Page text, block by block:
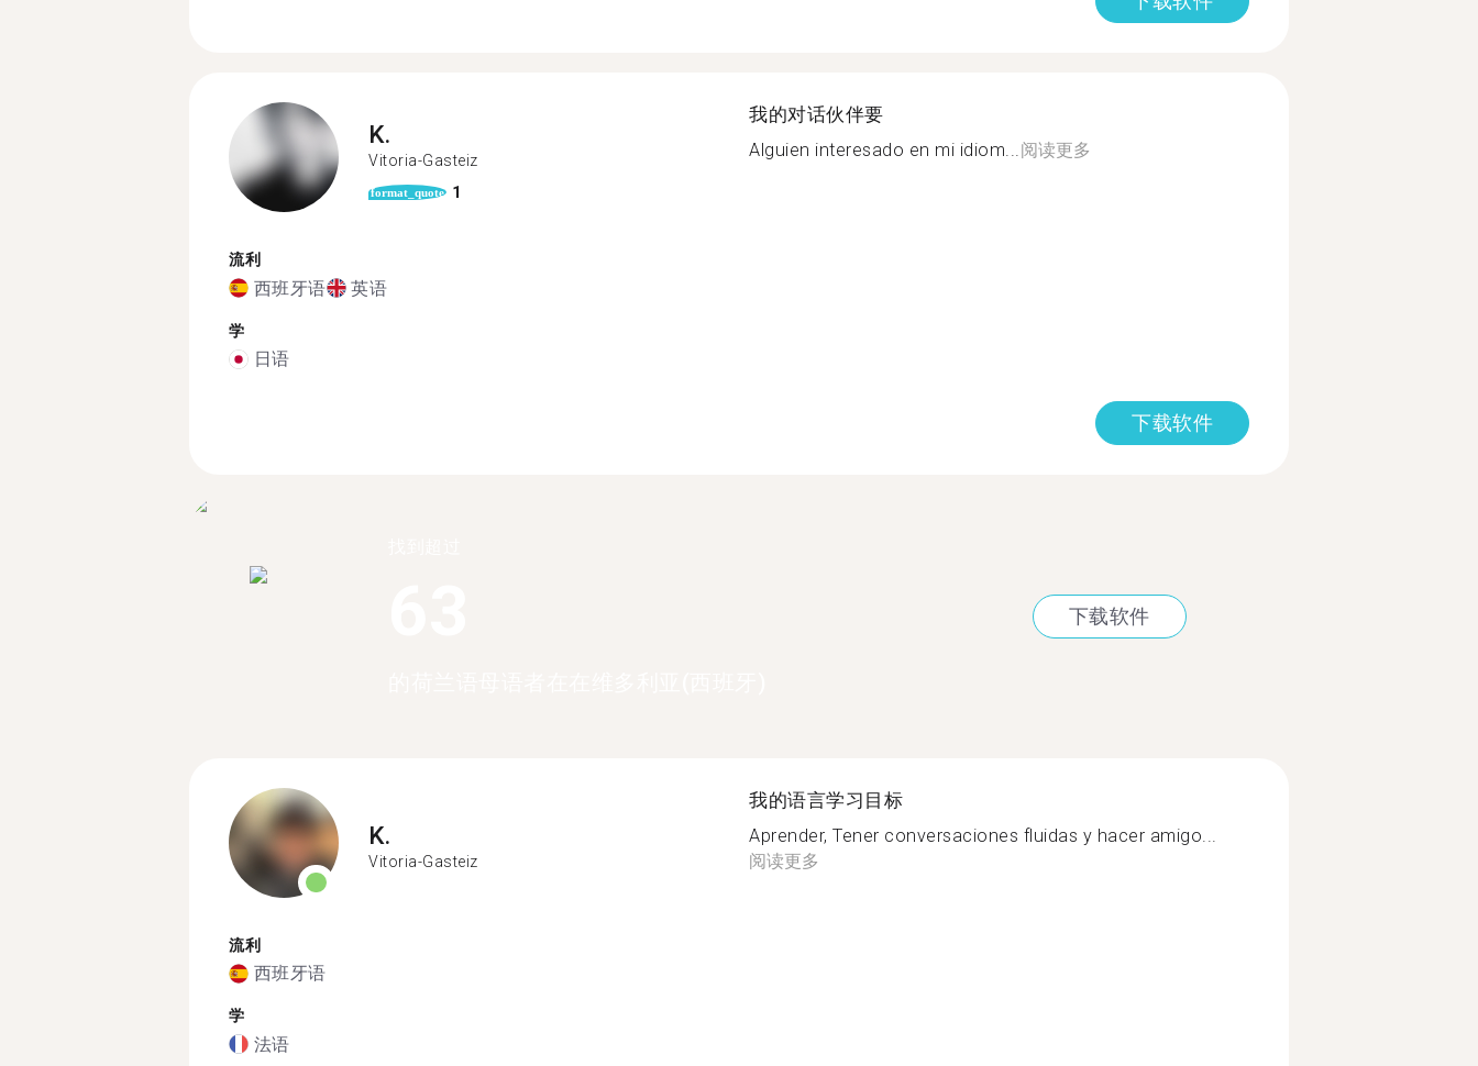
K.
Vitoria-Gasteiz
format_quote 1
流利
西班牙语 英语
学
日语
我的对话伙伴要
Alguien interesado en mi idiom...阅读更多
下载软件
下载软件
K.
Vitoria-Gasteiz
流利
西班牙语
学
法语
我的语言学习目标
Aprender, Tener conversaciones fluidas y hacer amigo...
阅读更多